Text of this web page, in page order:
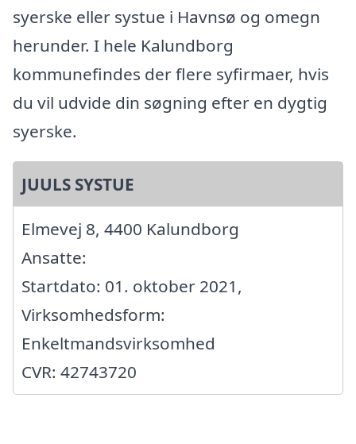
syerske eller systue i Havnsø og omegn
herunder. I hele Kalundborg
kommunefindes der flere syfirmaer, hvis
du vil udvide din søgning efter en dygtig
syerske.
JUULS SYSTUE
Elmevej 8, 4400 Kalundborg
Ansatte:
Startdato: 01. oktober 2021,
Virksomhedsform:
Enkeltmandsvirksomhed
CVR: 42743720